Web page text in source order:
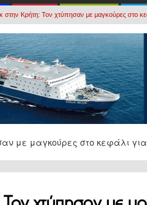
στην Κρήτη: Τον χτύπησαν με μαγκούρες στο